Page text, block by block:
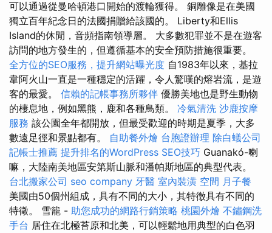
可以通過從曼哈頓港口開始的渡輪獲得。 銅雕像是在美國
獨立百年紀念日的法國捐贈給該國的。 Liberty和Ellis
Island的休閒，音頻指南領導層。 大多數犯罪並不是在遊客
訪問的地方發生的，但遵循基本的安全預防措施很重要。
全方位的SEO服務，提升網站曝光度 自1983年以來，基拉
韋阿火山一直是一種穩定的活躍，令人驚嘆的熔岩流，是遊
客的最愛。 信賴的記帳事務所夥伴 優勝美地也是野生動物
的棲息地，例如黑熊，鹿和各種鳥類。 冷氣清洗 沙鹿按摩
服務 該公園全年都開放，但最受歡迎的時期是夏季，大多
數遠足徑和景點都有。 自助餐外燴 台胞證辦理 除白蟻公司
記帳士推薦 提升排名的WordPress SEO技巧 Guanakó-喇
嘛，大陸南美地區安第斯山脈和潘帕斯地區的典型代表。
台北搬家公司 seo company 牙醫 室內裝潢 空間 月子餐
美國由50個州組成，具有不同的大小，其特徵具有不同的
特徵。 雪籠 - 助您成功的網路行銷策略 桃園外燴 不鏽鋼洗
手台 居住在北極苔原和北美，可以輕鬆地用典型的白色羽